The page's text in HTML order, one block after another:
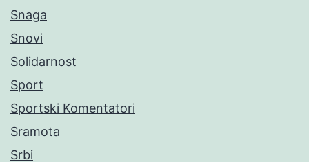
Snaga
Snovi
Solidarnost
Sport
Sportski Komentatori
Sramota
Srbi